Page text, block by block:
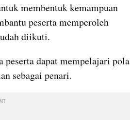
membentuk kemampuan
peserta memperoleh
diikuti.
peserta dapat mempelajari pola
sebagai penari.